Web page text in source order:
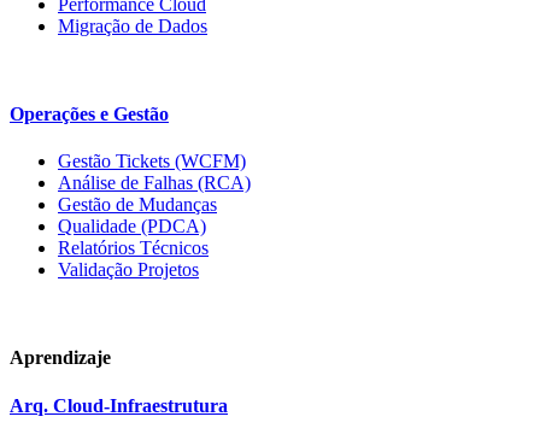
Migração de Dados
Operações e Gestão
Gestão Tickets (WCFM)
Análise de Falhas (RCA)
Gestão de Mudanças
Qualidade (PDCA)
Relatórios Técnicos
Validação Projetos
Aprendizaje
Arq. Cloud-Infraestrutura